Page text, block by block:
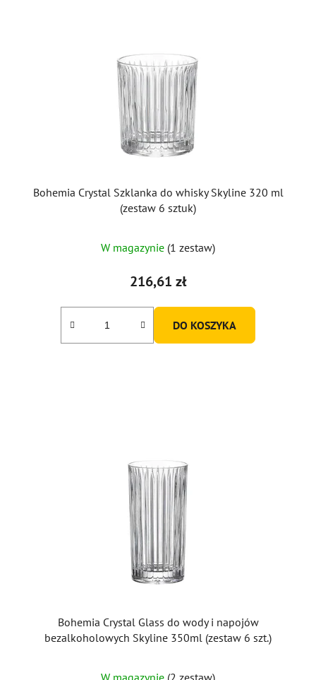
Bohemia Crystal Szklanka do whisky Skyline 320 ml
(zestaw 6 sztuk)
W magazynie (1 zestaw)
216,61 zł
DO KOSZYKA
Bohemia Crystal Glass do wody i napojów
bezalkoholowych Skyline 350ml (zestaw 6 szt.)
W magazynie (2 zestaw)